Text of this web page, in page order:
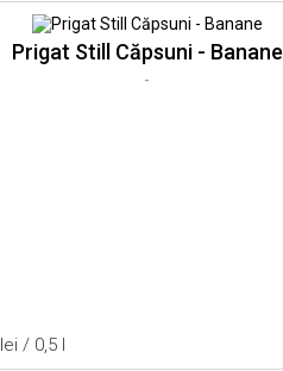
Prigat Still Căpsuni - Banane
-
lei / 0,5 l